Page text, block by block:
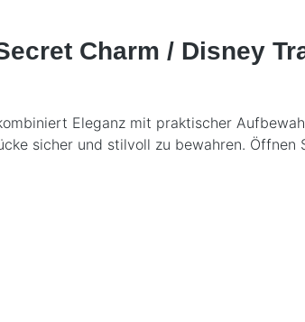
Charm / Disney
Eleganz mit praktischer
sicher und stilvoll zu bewahren. Öffnen